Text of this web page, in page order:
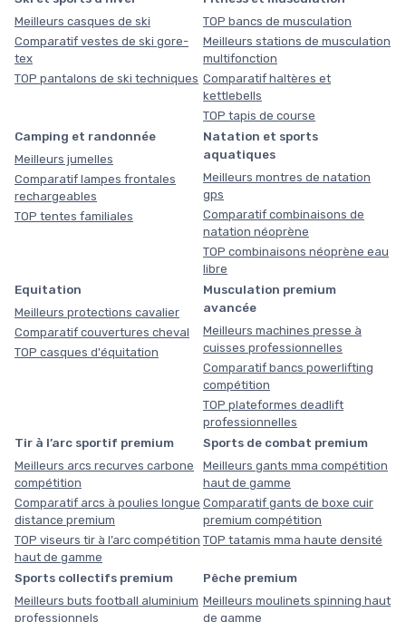
Meilleurs casques de ski
Comparatif vestes de ski gore-
tex
TOP pantalons de ski techniques
TOP bancs de musculation
Meilleurs stations de musculation
multifonction
Comparatif haltères et
kettlebells
TOP tapis de course
Camping et randonnée
Meilleurs jumelles
Comparatif lampes frontales
rechargeables
TOP tentes familiales
Natation et sports
aquatiques
Meilleurs montres de natation
gps
Comparatif combinaisons de
natation néoprène
TOP combinaisons néoprène eau
libre
Equitation
Meilleurs protections cavalier
Comparatif couvertures cheval
TOP casques d'équitation
Musculation premium
avancée
Meilleurs machines presse à
cuisses professionnelles
Comparatif bancs powerlifting
compétition
TOP plateformes deadlift
professionnelles
Tir à l’arc sportif premium
Meilleurs arcs recurves carbone
compétition
Comparatif arcs à poulies longue
distance premium
TOP viseurs tir à l’arc compétition
haut de gamme
Sports de combat premium
Meilleurs gants mma compétition
haut de gamme
Comparatif gants de boxe cuir
premium compétition
TOP tatamis mma haute densité
Sports collectifs premium
Meilleurs buts football aluminium
professionnels
Pêche premium
Meilleurs moulinets spinning haut
de gamme